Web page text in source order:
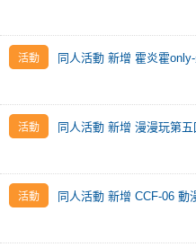
同人活動 新增 霍炎霍
同人活動 新增 漫漫玩第
同人活動 新增 CCF-06 動